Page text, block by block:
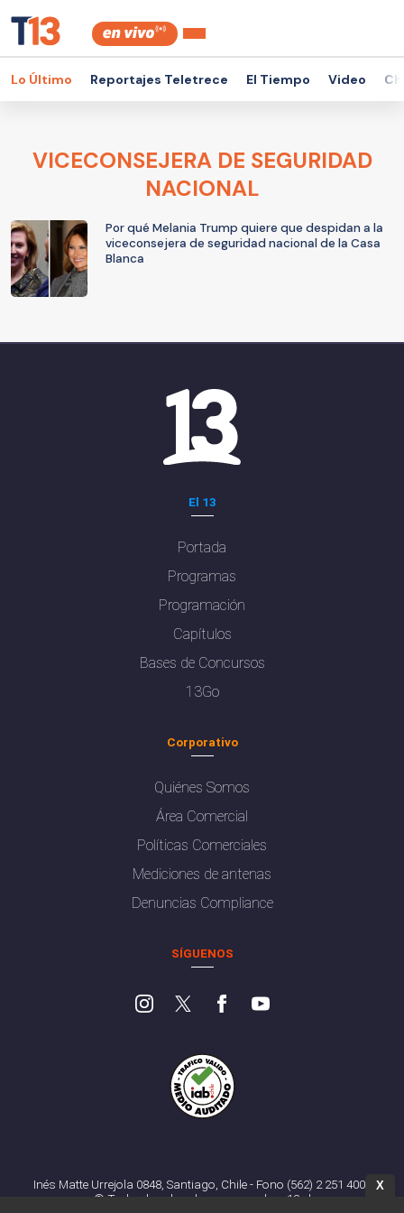
Lo Último Reportajes Teletrece El Tiempo Video
VICECONSEJERA DE SEGURIDAD
NACIONAL
Por qué Melania Trump quiere que despidan a la
viceconsejera de seguridad nacional de la Casa
Blanca
El 13
Portada
Programas
Programación
Capítulos
Bases de Concursos
13Go
Corporativo
Quiénes Somos
Área Comercial
Políticas Comerciales
Mediciones de antenas
Denuncias Compliance
SÍGUENOS
Inés Matte Urrejola 0848, Santiago, Chile - Fono (562) 2 251 4000
© Todos los derechos reservados. 13.cl
X